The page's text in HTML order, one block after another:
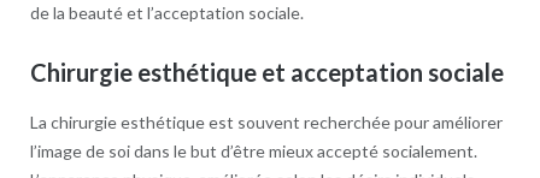
de la beauté et l’acceptation sociale.
Chirurgie esthétique et acceptation sociale
La chirurgie esthétique est souvent recherchée pour améliorer
l’image de soi dans le but d’être mieux accepté socialement.